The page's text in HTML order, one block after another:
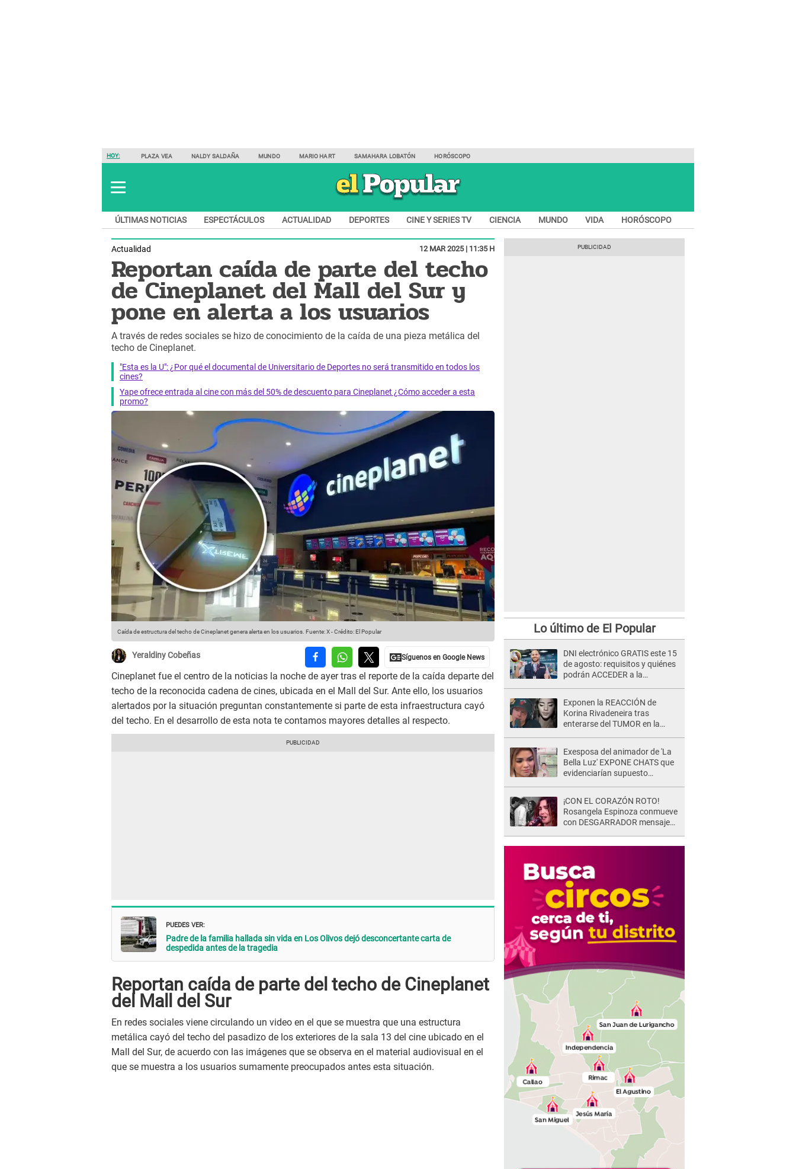
HOY: PLAZA VEA NALDY SALDAÑA MUNDO MARIO HART SAMAHARA LOBATÓN HORÓSCOPO
ÚLTIMAS NOTICIAS ESPECTÁCULOS ACTUALIDAD DEPORTES CINE Y SERIES TV CIENCIA MUNDO VIDA HORÓSCOPO
Actualidad 12 MAR 2025 | 11:35 H
Reportan caída de parte del techo
de Cineplanet del Mall del Sur y
pone en alerta a los usuarios
A través de redes sociales se hizo de conocimiento de la caída de una pieza metálica del
techo de Cineplanet.
"Esta es la U": ¿Por qué el documental de Universitario de Deportes no será transmitido en todos los
cines?
Yape ofrece entrada al cine con más del 50% de descuento para Cineplanet ¿Cómo acceder a esta
promo?
Caída de estructura del techo de Cineplanet genera alerta en los usuarios. Fuente: X-Crédito: El Popular
Yeraldiny Cobeñas
Cineplanet fue el centro de la noticias la noche de ayer tras el reporte de la caída departe del
techo de la reconocida cadena de cines, ubicada en el Mall del Sur. Ante ello, los usuarios
alertados por la situación preguntan constantemente si parte de esta infraestructura cayó
del techo. En el desarrollo de esta nota te contamos mayores detalles al respecto.
PUEDES VER:
Padre de la familia hallada sin vida en Los Olivos dejó desconcertante carta de
despedida antes de la tragedia
Reportan caída de parte del techo de Cineplanet
del Mall del Sur
En redes sociales viene circulando un video en el que se muestra que una estructura
metálica cayó del techo del pasadizo de los exteriores de la sala 13 del cine ubicado en el
Mall del Sur, de acuerdo con las imágenes que se observa en el material audiovisual en el
que se muestra a los usuarios sumamente preocupados antes esta situación.
Lo último de El Popular
DNI electrónico GRATIS este 15
de agosto: requisitos y quiénes
podrán ACCEDER a la
Exponen la REACCIÓN de
Korina Rivadeneira tras
enterarse del TUMOR en la
Exesposa del animador de 'La
Bella Luz' EXPONE CHATS que
evidenciarían supuesto
Saldaña, pese a tener pareja
¡CON EL CORAZÓN ROTO!
Rosangela Espinoza conmueve
con DESGARRADOR mensaje